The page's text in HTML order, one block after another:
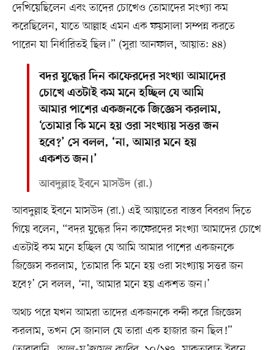
দেখিয়েছিলেন এবং তাদের চোখেও তোমাদের সংখ্যা কম
করেছিলেন, যাতে আল্লাহ এমন এক ফয়সালা সম্পন্ন করতে
পারেন যা নির্ধারিতই ছিল।” (সুরা আনফাল, আয়াত: ৪৪)
বদর যুদ্ধের দিন কাফেরদের সংখ্যা আমাদের
চোখে এতটাই কম মনে হচ্ছিল যে আমি
আমার পাশের একজনকে জিজ্ঞেস করলাম,
‘তোমার কি মনে হয় ওরা সংখ্যায় সত্তর জন
হবে?’ সে বলল, ‘না, আমার মনে হয়
একশত জন।’
আবদুল্লাহ ইবনে মাসউদ (রা.)
আবদুল্লাহ ইবনে মাসউদ (রা.) এই আয়াতের বাস্তব বিবরণ দিতে
গিয়ে বলেন, “বদর যুদ্ধের দিন কাফেরদের সংখ্যা আমাদের চোখে
এতটাই কম মনে হচ্ছিল যে আমি আমার পাশের একজনকে
জিজ্ঞেস করলাম, ‘তোমার কি মনে হয় ওরা সংখ্যায় সত্তর জন
হবে?’ সে বলল, ‘না, আমার মনে হয় একশত জন।’
অথচ পরে যখন আমরা তাদের একজনকে বন্দী করে জিজ্ঞেস
করলাম, তখন সে জানাল যে তারা এক হাজার জন ছিল!”